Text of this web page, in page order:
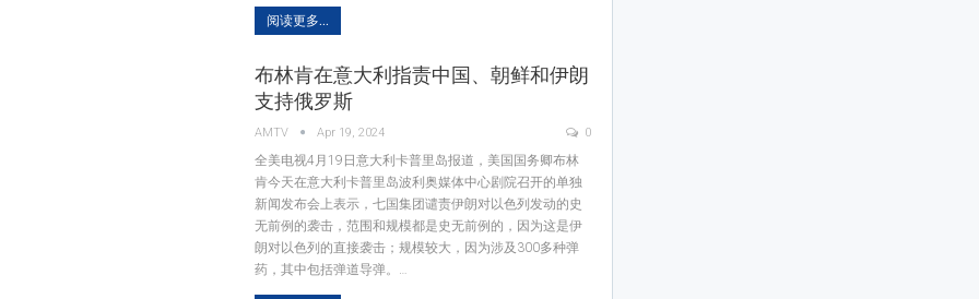
阅读更多...
布林肯在意大利指责中国、朝鲜和伊朗
支持俄罗斯
AMTV Apr 19, 2024 0
全美电视4月19日意大利卡普里岛报道，美国国务卿布林
肯今天在意大利卡普里岛波利奥媒体中心剧院召开的单独
新闻发布会上表示，七国集团谴责伊朗对以色列发动的史
无前例的袭击，范围和规模都是史无前例的，因为这是伊
朗对以色列的直接袭击；规模较大，因为涉及300多种弹
药，其中包括弹道导弹。…